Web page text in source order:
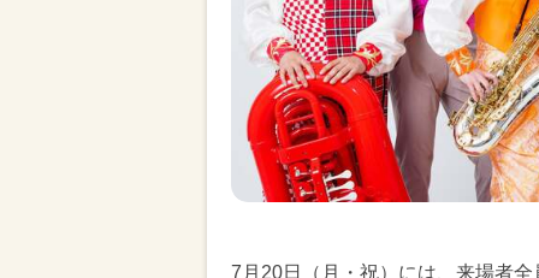
7月20日（月・祝）には、来場者